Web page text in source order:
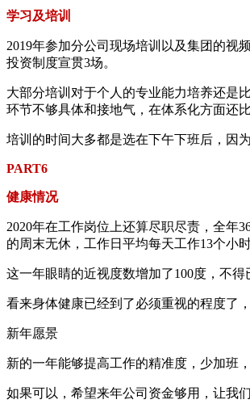
学习及培训
2019年参加分公司现场培训以及集团的视
投资制度宣贯3场。
大部分培训对于个人的专业能力培养还是
环节不够具体和接地气，在体系化方面还
培训的时间大多都是选在下午下班后，因
PART6
健康情况
2020年在工作岗位上还算尽职尽责，全年
的周末无休，工作日平均每天工作13个小时
这一年眼睛的近视度数增加了100度，不
看来身体健康已经到了必须重视的程度了
新年愿景
新的一年能够提高工作的精准度，少加班
如果可以，希望来年公司资金够用，让我